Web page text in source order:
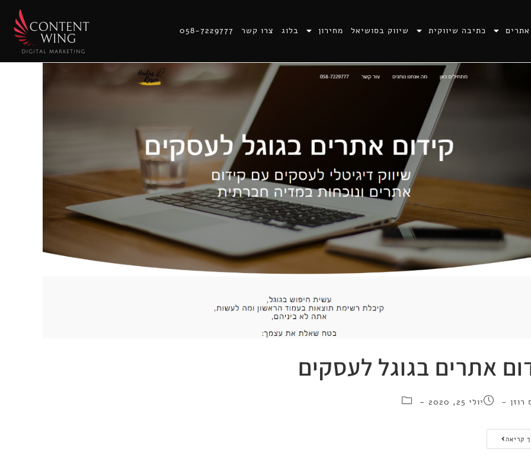
כתיבה שיווקית שיווק בסושיאל מחירון בלוג צרו קשר 058-7229777
אתרים בגוגל לעסקים
רוזן יולי 25, 2020
קריאה